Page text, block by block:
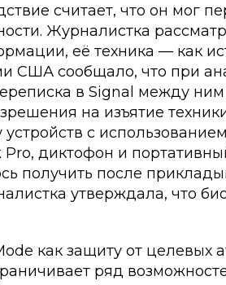
считает, что он мог
Журналистка
её техника — как
США сообщало, что при
в Signal между
на изъятие
с
диктофон и
получить после
утверждала, что
как защиту от целевых
ряд